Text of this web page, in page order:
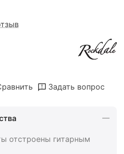
Задать вопрос
отстроены гитарным